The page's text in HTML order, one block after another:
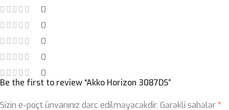
0
0
0
0
0
Be the first to review “Akko Horizon 3087DS”
Sizin e-poçt ünvanınız dərc edilməyəcəkdir. Gərəkli sahələr*